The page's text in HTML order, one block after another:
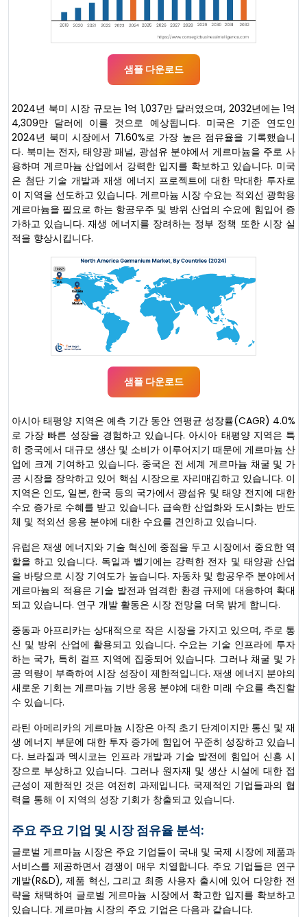
샘플 다운로드
2024년 북미 시장 규모는 1억 1,037만 달러였으며, 2032년에는 1억
4,309만 달러에 이를 것으로 예상됩니다. 미국은 기준 연도인
2024년 북미 시장에서 71.60%로 가장 높은 점유율을 기록했습니
다. 북미는 전자, 태양광 패널, 광섬유 분야에서 게르마늄을 주로 사
용하며 게르마늄 산업에서 강력한 입지를 확보하고 있습니다. 미국
은 첨단 기술 개발과 재생 에너지 프로젝트에 대한 막대한 투자로
이 지역을 선도하고 있습니다. 게르마늄 시장 수요는 적외선 광학용
게르마늄을 필요로 하는 항공우주 및 방위 산업의 수요에 힘입어 증
가하고 있습니다. 재생 에너지를 장려하는 정부 정책 또한 시장 실
적을 향상시킵니다.
샘플 다운로드
아시아 태평양 지역은 예측 기간 동안 연평균 성장률(CAGR) 4.0%
로 가장 빠른 성장을 경험하고 있습니다. 아시아 태평양 지역은 특
히 중국에서 대규모 생산 및 소비가 이루어지기 때문에 게르마늄 산
업에 크게 기여하고 있습니다. 중국은 전 세계 게르마늄 채굴 및 가
공 시장을 장악하고 있어 핵심 시장으로 자리매김하고 있습니다. 이
지역은 인도, 일본, 한국 등의 국가에서 광섬유 및 태양 전지에 대한
수요 증가로 수혜를 받고 있습니다. 급속한 산업화와 도시화는 반도
체 및 적외선 응용 분야에 대한 수요를 견인하고 있습니다.
유럽은 재생 에너지와 기술 혁신에 중점을 두고 시장에서 중요한 역
할을 하고 있습니다. 독일과 벨기에는 강력한 전자 및 태양광 산업
을 바탕으로 시장 기여도가 높습니다. 자동차 및 항공우주 분야에서
게르마늄의 적용은 기술 발전과 엄격한 환경 규제에 대응하여 확대
되고 있습니다. 연구 개발 활동은 시장 전망을 더욱 밝게 합니다.
중동과 아프리카는 상대적으로 작은 시장을 가지고 있으며, 주로 통
신 및 방위 산업에 활용되고 있습니다. 수요는 기술 인프라에 투자
하는 국가, 특히 걸프 지역에 집중되어 있습니다. 그러나 채굴 및 가
공 역량이 부족하여 시장 성장이 제한적입니다. 재생 에너지 분야의
새로운 기회는 게르마늄 기반 응용 분야에 대한 미래 수요를 촉진할
수 있습니다.
라틴 아메리카의 게르마늄 시장은 아직 초기 단계이지만 통신 및 재
생 에너지 부문에 대한 투자 증가에 힘입어 꾸준히 성장하고 있습니
다. 브라질과 멕시코는 인프라 개발과 기술 발전에 힘입어 신흥 시
장으로 부상하고 있습니다. 그러나 원자재 및 생산 시설에 대한 접
근성이 제한적인 것은 여전히 ​​과제입니다. 국제적인 기업들과의 협
력을 통해 이 지역의 성장 기회가 창출되고 있습니다.
주요 주요 기업 및 시장 점유율 분석:
글로벌 게르마늄 시장은 주요 기업들이 국내 및 국제 시장에 제품과
서비스를 제공하면서 경쟁이 매우 치열합니다. 주요 기업들은 연구
개발(R&D), 제품 혁신, 그리고 최종 사용자 출시에 있어 다양한 전
략을 채택하여 글로벌 게르마늄 시장에서 확고한 입지를 확보하고
있습니다. 게르마늄 시장의 주요 기업은 다음과 같습니다.